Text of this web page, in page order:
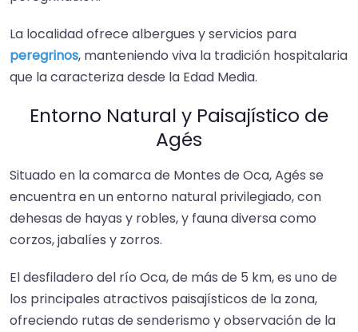
La localidad ofrece albergues y servicios para
peregrinos, manteniendo viva la tradición hospitalaria
que la caracteriza desde la Edad Media.​
Entorno Natural y Paisajístico de
Agés
Situado en la comarca de Montes de Oca, Agés se
encuentra en un entorno natural privilegiado, con
dehesas de hayas y robles, y fauna diversa como
corzos, jabalíes y zorros.​
El desfiladero del río Oca, de más de 5 km, es uno de
los principales atractivos paisajísticos de la zona,
ofreciendo rutas de senderismo y observación de la